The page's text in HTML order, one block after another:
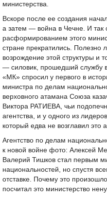
министерства.
Вскоре после ее создания
а затем — война в Чечне. И так
расформированием этого
стране прекратились. Полезно
возрождение этой структуры и
— силовик, прошедший службу
«МК» спросил у первого в
министра по делам
верховного атамана Союза
Виктора РАТИЕВА, чьи
агентства, и у одного из
который едва не возглавил это
Агентство по делам
к новой войне фото: Алексей
Валерий Тишков стал первым
национальностей, но спустя
отставке. Почему это
посчитал это министерство